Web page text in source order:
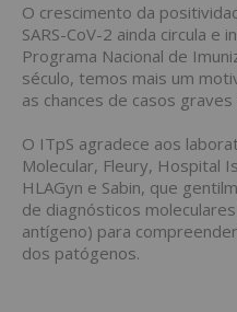
O crescimento da
SARS-CoV-2 ainda circula e
Programa Nacional de
século, temos mais um
as chances de casos
O ITpS agradece aos
Molecular, Fleury, Hospital
HLAGyn e Sabin, que
de diagnósticos
antígeno) para
dos patógenos.